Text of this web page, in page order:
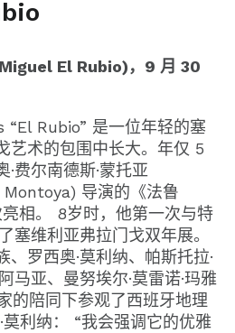
El Rubio)，9 月 30
Rubio” 是一位年轻的塞
艺术的包围中长大。年仅 5
费尔南德斯·蒙托亚
导演的《法鲁
相。 8岁时，他第一次与特
塞维利亚弗拉门戈双年展。
罗西奥·莫利纳、帕斯托拉·
马亚、曼努埃尔·莫雷诺·玛雅
的陪同下参观了西班牙地理
利纳： “我会强调它的优雅